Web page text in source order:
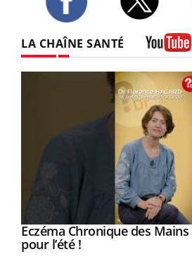
LA CHAÎNE SANTÉ
Youtube
Eczéma Chronique des
pour l’été !Youtube